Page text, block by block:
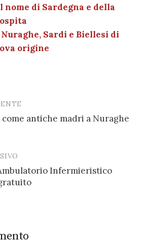
nome di Sardegna e della
Sardi e Biellesi di
origine
antiche madri a Nuraghe
Infermieristico